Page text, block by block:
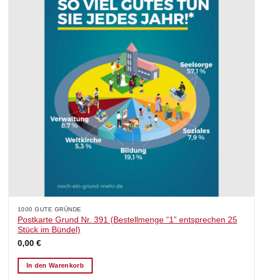
1000 GUTE GRÜNDE
Postkarte Grund Nr. 391 (Bestellmenge “1” entsprechen 25
Stück im Bündel)
0,00 €
In den Warenkorb